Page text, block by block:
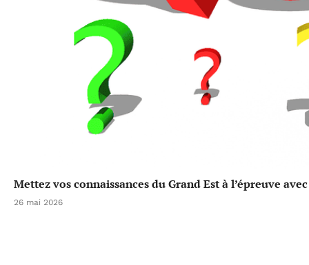
Mettez vos connaissances du Grand Est à l’épreuve
26 mai 2026